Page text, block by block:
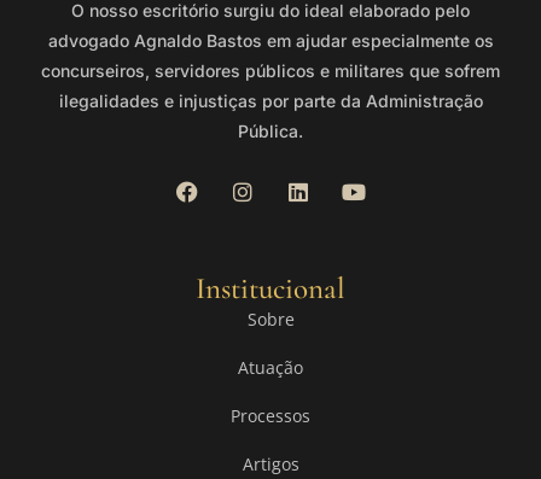
O nosso escritório surgiu do ideal elaborado pelo
advogado Agnaldo Bastos em ajudar especialmente os
concurseiros, servidores públicos e militares que sofrem
ilegalidades e injustiças por parte da Administração
Pública.
Institucional
Sobre
Atuação
Processos
Artigos